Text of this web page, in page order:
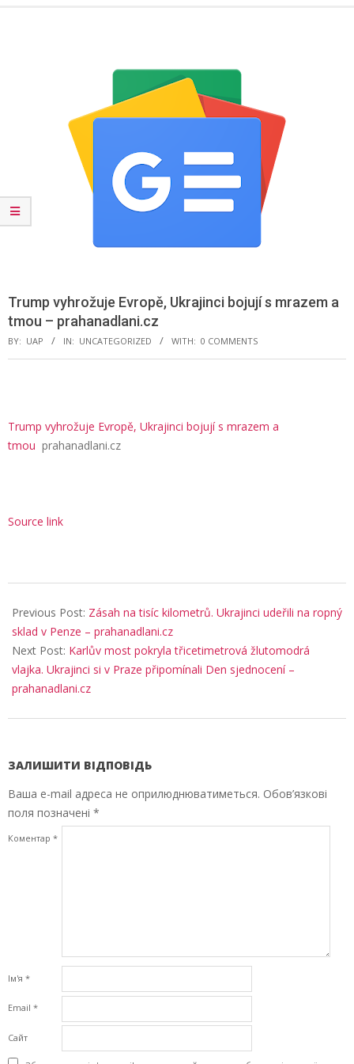
Trump vyhrožuje Evropě, Ukrajinci bojují s mrazem a
tmou – prahanadlani.cz
BY: UAP IN: UNCATEGORIZED WITH: 0 COMMENTS
Trump vyhrožuje Evropě, Ukrajinci bojují s mrazem a
tmou prahanadlani.cz
Source link
01-
23
Previous Post: Zásah na tisíc kilometrů. Ukrajinci udeřili na ropný
sklad v Penze – prahanadlani.cz
Next Post: Karlův most pokryla třicetimetrová žlutomodrá
vlajka. Ukrajinci si v Praze připomínali Den sjednocení –
prahanadlani.cz
ЗАЛИШИТИ ВІДПОВІДЬ
Ваша e-mail адреса не оприлюднюватиметься. Обов’язкові
поля позначені *
Коментар *
Ім'я *
Email *
Сайт